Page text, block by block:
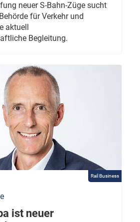
neuer S-Bahn-Züge sucht
für Verkehr und
aktuell
Begleitung.
Rail Business
ist neuer